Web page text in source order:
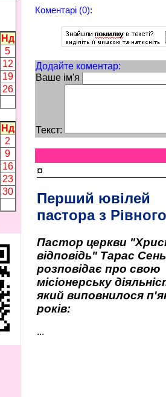
Нд
5
12
19
26
Нд
2
9
16
23
30
Коментарі (0):
Додайте коментар:
Ваше ім'я
Текст:
¤
Перший ювілей
пастора з Рівного
Пастор церкви
відповідь" Тарас Сень
розповідає про свою
місіонерську
який виповнилося
років:
...